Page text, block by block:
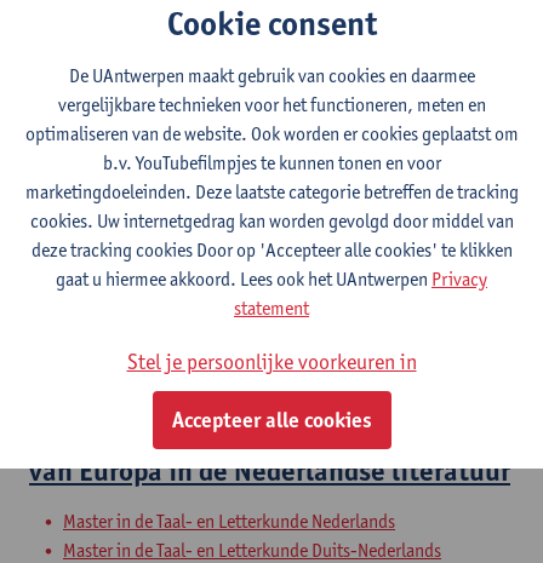
Echo's in het donker: Over
intertekstualiteit
Bachelor in de taal- en letterkunde: Nederlands-TFL
Bachelor in de taal- en letterkunde: Nederlands-Frans
Bachelor in de taal- en letterkunde: Nederlands-Engels
Bachelor in de taal- en letterkunde: Nederlands-Duits
Bachelor in de taal- en letterkunde: Nederlands-Spaans
Schakelprogramma taal- en letterkunde: Nederlands, Frans,
Voorbereidingsprogramma taal- en letterkunde
Een afbrokkelend Avondland? Het beeld
van Europa in de Nederlandse literatuur
Master in de Taal- en Letterkunde Nederlands
Master in de Taal- en Letterkunde Duits-Nederlands
Cookie consent
De UAntwerpen maakt gebruik van cookies en daarmee
vergelijkbare technieken voor het functioneren, meten en
optimaliseren van de website. Ook worden er cookies geplaatst om
b.v. YouTubefilmpjes te kunnen tonen en voor
marketingdoeleinden. Deze laatste categorie betreffen de tracking
cookies. Uw internetgedrag kan worden gevolgd door middel van
deze tracking cookies Door op 'Accepteer alle cookies' te klikken
gaat u hiermee akkoord. Lees ook het UAntwerpen Privacy
statement
Stel je persoonlijke voorkeuren in
Accepteer alle cookies